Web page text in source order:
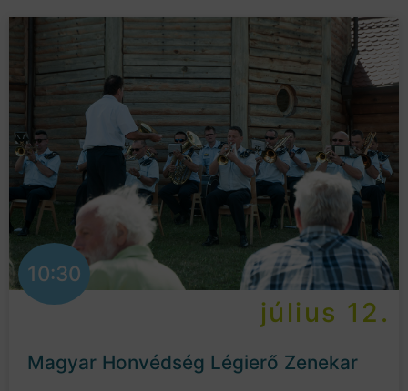
10:30
július 12.
Magyar Honvédség Légierő Zenekar